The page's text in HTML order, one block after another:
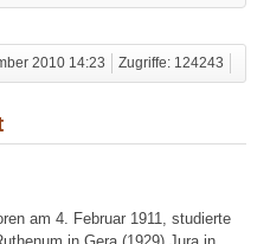
2010 14:23 Zugriffe: 124243
am 4. Februar 1911, studierte